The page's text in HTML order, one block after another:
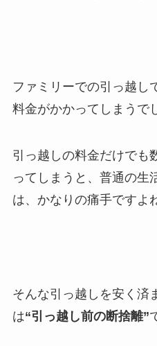
ファミリーでの引っ越し
料金がかかってしまうで
引っ越しの料金だけでも
ってしまうと、普通の生
は、かなりの痛手ですよ
そんな引っ越しを安く済
は“引っ越し前の断捨離”